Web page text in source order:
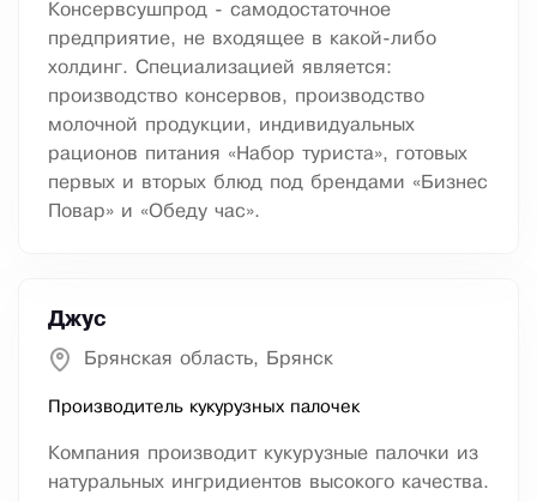
Консервсушпрод - самодостаточное
предприятие, не входящее в какой-либо
холдинг. Специализацией является:
производство консервов, производство
молочной продукции, индивидуальных
рационов питания «Набор туриста», готовых
первых и вторых блюд под брендами «Бизнес
Повар» и «Обеду час».
Джус
Брянская область, Брянск
Производитель кукурузных палочек
Компания производит кукурузные палочки из
натуральных ингридиентов высокого качества.